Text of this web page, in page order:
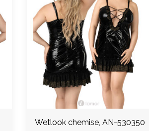
Wetlook chemise, AN-530350